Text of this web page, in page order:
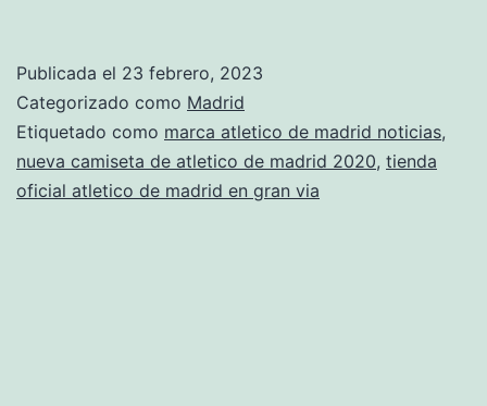
atletico
de
Publicada el 23 febrero, 2023
Categorizado como Madrid
Etiquetado como marca atletico de madrid noticias,
nueva camiseta de atletico de madrid 2020, tienda
oficial atletico de madrid en gran via